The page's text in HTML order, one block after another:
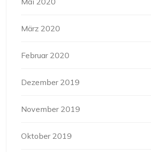
März 2020
Februar 2020
Dezember 2019
November 2019
Oktober 2019